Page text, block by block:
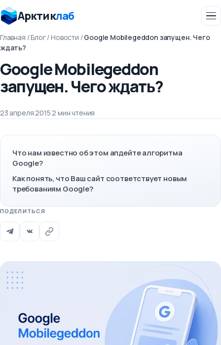
Арктиклаб
Главная /Блог/ Новости /Google Mobilegeddon запущен. Чего
ждать?
Google Mobilegeddon
запущен. Чего ждать?
23 апреля 2015·2 мин чтения
Что нам известно об этом апдейте алгоритма
Google?
Как понять, что Ваш сайт соответствует новым
требованиям Google?
ПОДЕЛИТЬСЯ